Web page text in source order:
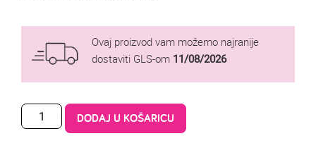
Ovaj proizvod vam možemo najranije
dostaviti GLS-om 11/08/2026
DODAJ U KOŠARICU